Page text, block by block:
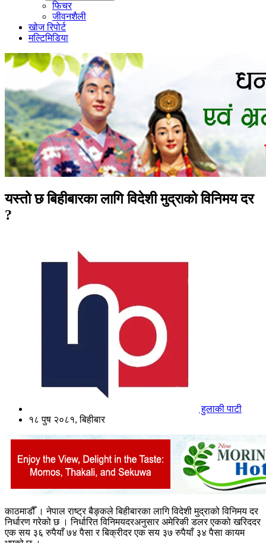
फिचर
जीवनशैली
खोज रिपोर्ट
मल्टिमिडिया
यस्तो छ बिहीबारका लागि विदेशी मुद्राको विनिमय दर
?
हुलाकी पाटी
१८ पुष २०८१, बिहीबार
काठमाडौँ । नेपाल राष्ट्र बैङ्कले बिहीबारका लागि विदेशी मुद्राको विनिमय दर
निर्धारण गरेको छ । निर्धारित विनिमयदरअनुसार अमेरिकी डलर एकको खरिददर
एक सय ३६ रुपैयाँ ७४ पैसा र बिक्रीदर एक सय ३७ रुपैयाँ ३४ पैसा कायम